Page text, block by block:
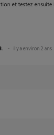
et testez
il y a environ 2 ans